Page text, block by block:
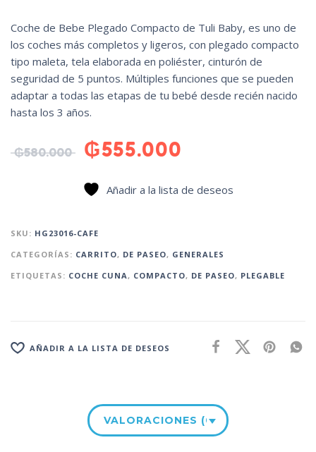
Coche de Bebe Plegado Compacto de Tuli Baby, es uno de
los coches más completos y ligeros, con plegado compacto
tipo maleta, tela elaborada en poliéster, cinturón de
seguridad de 5 puntos. Múltiples funciones que se pueden
adaptar a todas las etapas de tu bebé desde recién nacido
hasta los 3 años.
₲580.000 ₲555.000
Añadir a la lista de deseos
SKU: HG23016-CAFE
CATEGORÍAS: CARRITO, DE PASEO, GENERALES
ETIQUETAS: COCHE CUNA, COMPACTO, DE PASEO, PLEGABLE
AÑADIR A LA LISTA DE DESEOS
VALORACIONES (0)